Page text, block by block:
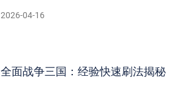
2026-04-16
全面战争三国：经验快速刷法揭秘